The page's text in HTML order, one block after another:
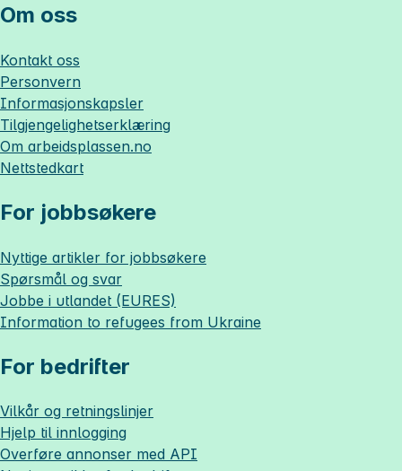
Om oss
Kontakt oss
Personvern
Informasjonskapsler
Tilgjengelighetserklæring
Om arbeidsplassen.no
Nettstedkart
For jobbsøkere
Nyttige artikler for jobbsøkere
Spørsmål og svar
Jobbe i utlandet (EURES)
Information to refugees from Ukraine
For bedrifter
Vilkår og retningslinjer
Hjelp til innlogging
Overføre annonser med API